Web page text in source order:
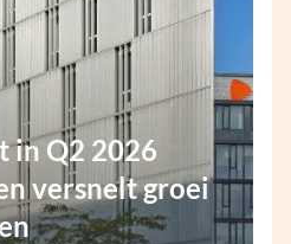
in Q2 2026
versnelt groei